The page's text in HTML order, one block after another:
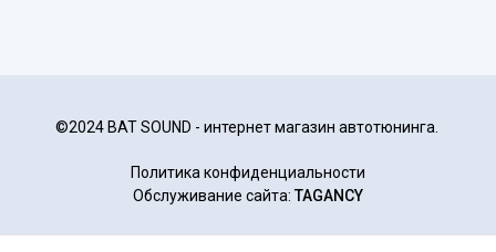
©2024 BAT SOUND - интернет магазин автотюнинга.
Политика конфиденциальности
Обслуживание сайта: TAGANCY